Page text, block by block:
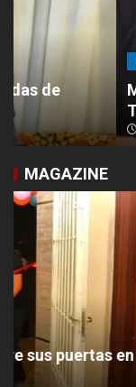
Malvinas en el
Termas al
3 de abril de 2025
MAGAZINE
MAGAZINE
Lovelia
Chacabuco